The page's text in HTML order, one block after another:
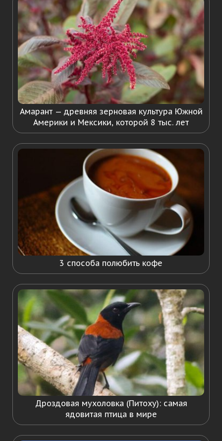
Амарант — древняя зерновая культура Южной
Америки и Мексики, которой 8 тыс. лет
3 способа полюбить кофе
Дроздовая мухоловка (Питоху): самая
ядовитая птица в мире